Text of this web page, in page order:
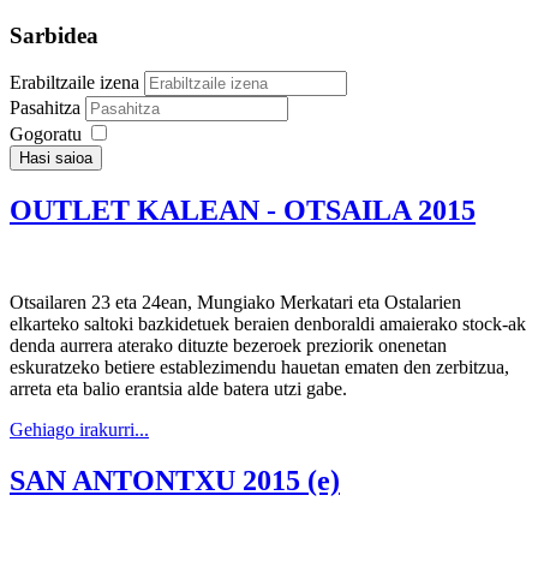
Sarbidea
Erabiltzaile izena
Pasahitza
Gogoratu
Hasi saioa
OUTLET KALEAN - OTSAILA 2015
Otsailaren 23 eta 24ean, Mungiako Merkatari eta Ostalarien
elkarteko saltoki bazkidetuek beraien denboraldi amaierako stock-ak
denda aurrera aterako dituzte bezeroek preziorik onenetan
eskuratzeko betiere establezimendu hauetan ematen den zerbitzua,
arreta eta balio erantsia alde batera utzi gabe.
Gehiago irakurri...
SAN ANTONTXU 2015 (e)